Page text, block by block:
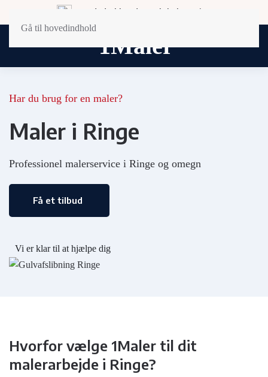
Gå til hovedindhold
Landsdækkende og lokal service
Har du brug for en maler?
Maler i Ringe
Professionel malerservice i Ringe og omegn
Få et tilbud
Vi er klar til at hjælpe dig
Hvorfor vælge 1Maler til dit
malerarbejde i Ringe?